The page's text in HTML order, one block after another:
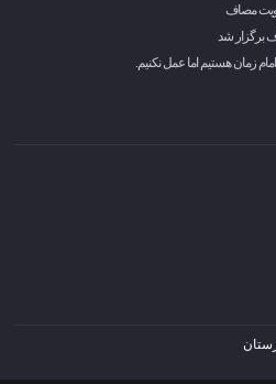
مصاف
برگزار شد
زمان هستیم اما عمل نکنیم.